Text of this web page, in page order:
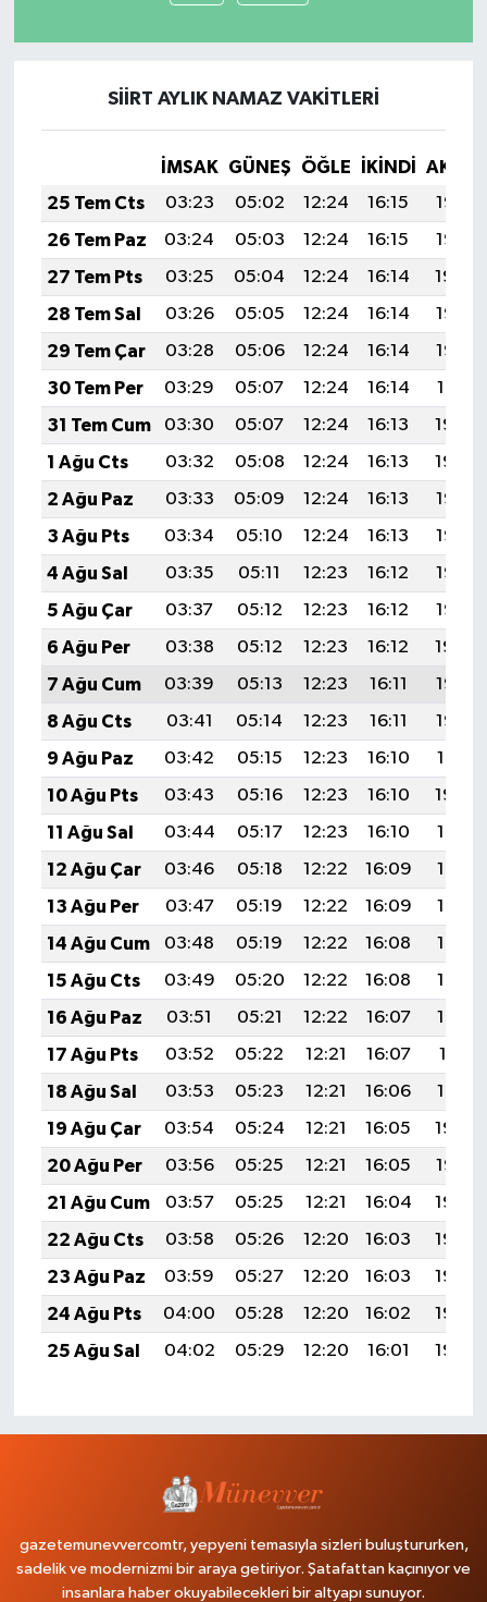
SİİRT AYLIK NAMAZ VAKITLERI
İMSAK GÜNEŞ ÖĞLE İKINDI
25 Tem Cts
03:23 05:02 12:24 16:15
19:35
26 Tem Paz
03:24 05:03 12:24 16:15
19:35
27 Tem Pts
03:25 05:04 12:24 16:14
19:34
28 Tem Sal
03:26 05:05 12:24 16:14
19:33
29 Tem Çar
03:28 05:06 12:24 16:14
19:32
30 Tem Per
03:29 05:07 12:24 16:14
19:31
31 Tem Cum
03:30 05:07 12:24 16:13
19:30
1 Ağu Cts
03:32 05:08 12:24 16:13
19:29
2 Ağu Paz
03:33 05:09 12:24 16:13
19:28
3 Ağu Pts
03:34 05:10 12:24 16:13
19:27
4 Ağu Sal
03:35 05:11 12:23 16:12
19:26
5 Ağu Çar
03:37 05:12 12:23 16:12
19:25
6 Ağu Per
03:38 05:12 12:23 16:12
19:24
7 Ağu Cum
03:39 05:13 12:23 16:11
19:23
8 Ağu Cts
03:41 05:14 12:23 16:11
19:22
9 Ağu Paz
03:42 05:15 12:23 16:10
19:21
10 Ağu Pts
03:43 05:16 12:23 16:10
19:20
11 Ağu Sal
03:44 05:17 12:23 16:10
19:18
12 Ağu Çar
03:46 05:18 12:22 16:09
19:17
13 Ağu Per
03:47 05:19 12:22 16:09
19:16
14 Ağu Cum
03:48 05:19 12:22 16:08
19:15
15 Ağu Cts
03:49 05:20 12:22 16:08
19:14
16 Ağu Paz
03:51 05:21 12:22 16:07
19:12
17 Ağu Pts
03:52 05:22 12:21 16:07
19:11
18 Ağu Sal
03:53 05:23 12:21 16:06
19:10
19 Ağu Çar
03:54 05:24 12:21 16:05
19:08
20 Ağu Per
03:56 05:25 12:21 16:05
19:07
21 Ağu Cum
03:57 05:25 12:21 16:04
19:06
22 Ağu Cts
03:58 05:26 12:20 16:03
19:04
23 Ağu Paz
03:59 05:27 12:20 16:03
19:03
24 Ağu Pts
04:00 05:28 12:20 16:02
19:02
25 Ağu Sal
04:02 05:29 12:20 16:01 19:00
gazetemunevvercomtr, yepyeni temasıyla sizleri buluştururken,
sadelik ve modernizmi bir araya getiriyor. Şatafattan kaçınıyor ve
insanlara haber okuyabilecekleri bir altyapı sunuyor.